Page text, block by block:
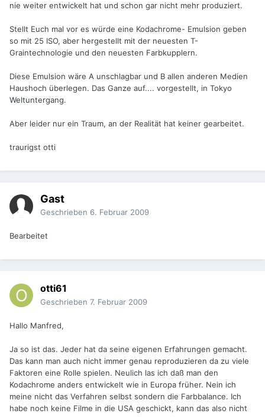
nie weiter entwickelt hat und schon gar nicht mehr produziert.
Stellt Euch mal vor es würde eine Kodachrome- Emulsion geben
so mit 25 ISO, aber hergestellt mit der neuesten T-
Graintechnologie und den neuesten Farbkupplern.
Diese Emulsion wäre A unschlagbar und B allen anderen Medien
Haushoch überlegen. Das Ganze auf.... vorgestellt, in Tokyo
Weltuntergang.
Aber leider nur ein Traum, an der Realität hat keiner gearbeitet.
traurigst otti
Gast
Geschrieben 6. Februar 2009
Bearbeitet
otti61
Geschrieben 7. Februar 2009
Hallo Manfred,
Ja so ist das. Jeder hat da seine eigenen Erfahrungen gemacht.
Das kann man auch nicht immer genau reproduzieren da zu viele
Faktoren eine Rolle spielen. Neulich las ich daß man den
Kodachrome anders entwickelt wie in Europa früher. Nein ich
meine nicht das Verfahren selbst sondern die Farbbalance. Ich
habe noch keine Filme in die USA geschickt, kann das also nicht